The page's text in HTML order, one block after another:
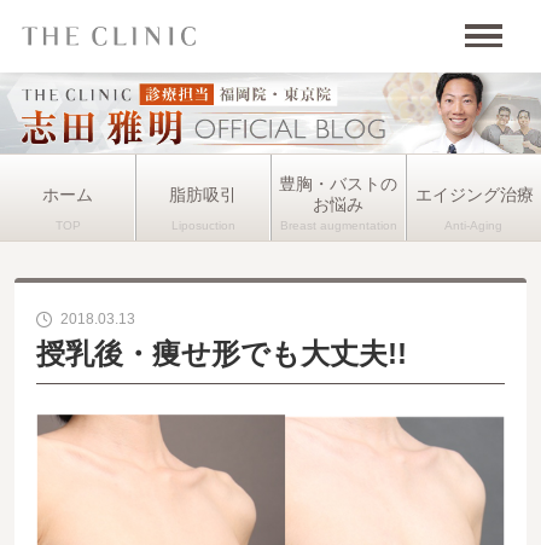
ホーム 脂肪吸引
豊胸・バストの
お悩み
エイジング治療
2018.03.13
授乳後・痩せ形でも大丈夫!!